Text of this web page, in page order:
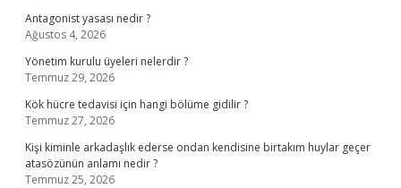
Antagonist yasası nedir ?
Ağustos 4, 2026
Yönetim kurulu üyeleri nelerdir ?
Temmuz 29, 2026
Kök hücre tedavisi için hangi bölüme gidilir ?
Temmuz 27, 2026
Kişi kiminle arkadaşlık ederse ondan kendisine birtakım huylar geçer
atasözünün anlamı nedir ?
Temmuz 25, 2026